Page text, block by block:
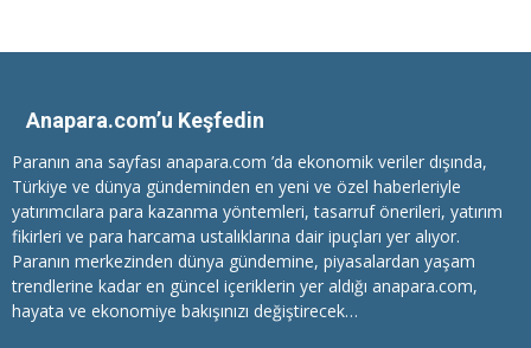
Anapara.com’u Keşfedin
Paranın ana sayfası anapara.com ’da ekonomik veriler dışında,
Türkiye ve dünya gündeminden en yeni ve özel haberleriyle
yatırımcılara para kazanma yöntemleri, tasarruf önerileri, yatırım
fikirleri ve para harcama ustalıklarına dair ipuçları yer alıyor.
Paranın merkezinden dünya gündemine, piyasalardan yaşam
trendlerine kadar en güncel içeriklerin yer aldığı anapara.com,
hayata ve ekonomiye bakışınızı değiştirecek…